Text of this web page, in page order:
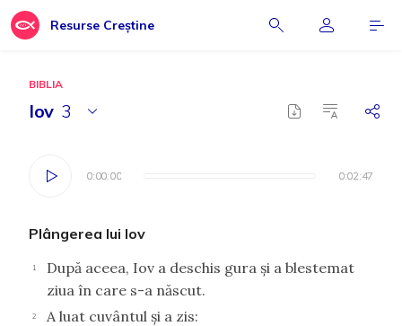
Resurse Creștine
BIBLIA
Iov 3
0:00:00 0:02:47
0:00:00 0:02:47
Plângerea lui Iov
1
După aceea, Iov a deschis gura şi a blestemat
ziua în care s-a născut.
2 A luat cuvântul şi a zis: